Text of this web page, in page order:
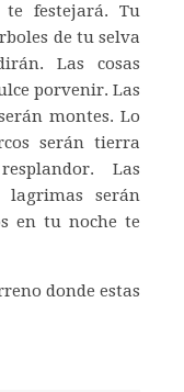
festejará. Tu
de tu selva
Las cosas
porvenir. Las
montes. Lo
serán tierra
Las
lagrimas serán
en tu noche te
donde estas